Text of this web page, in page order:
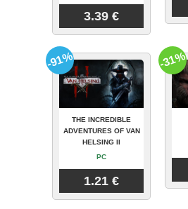
3.39 €
THE INCREDIBLE
ADVENTURES OF VAN
HELSING II
PC
1.21 €
-91% -31%